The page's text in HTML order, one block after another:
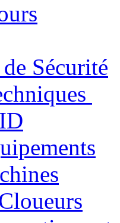
Sécurité